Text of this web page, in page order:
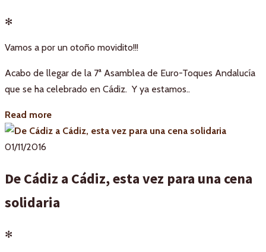
✻
Vamos a por un otoño movidito!!!
Acabo de llegar de la 7ª Asamblea de Euro-Toques Andalucía
que se ha celebrado en Cádiz. Y ya estamos..
Read more
01/11/2016
De Cádiz a Cádiz, esta vez para una cena
solidaria
✻